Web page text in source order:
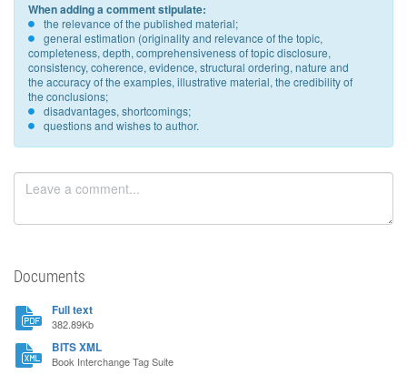
When adding a comment stipulate:
the relevance of the published material;
general estimation (originality and relevance of the topic,
completeness, depth, comprehensiveness of topic disclosure,
consistency, coherence, evidence, structural ordering, nature and
the accuracy of the examples, illustrative material, the credibility of
the conclusions;
disadvantages, shortcomings;
questions and wishes to author.
Documents
Full text
382.89Kb
BITS XML
Book Interchange Tag Suite